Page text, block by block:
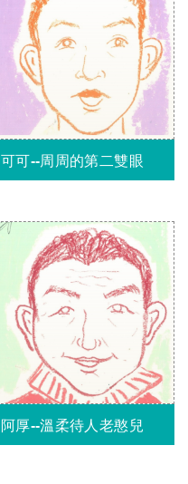
可可--周周的第二雙眼
阿厚--溫柔待人老憨兒